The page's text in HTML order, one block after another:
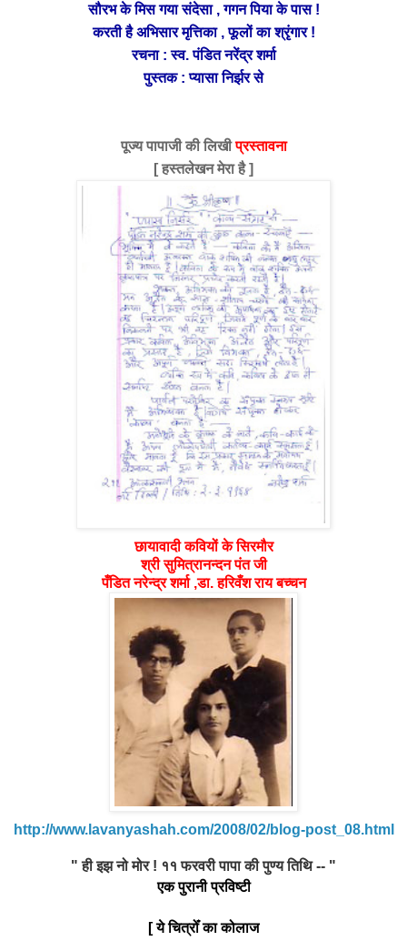
सौरभ के मिस गया संदेसा , गगन पिया के पास !
करती है अभिसार मृत्तिका , फूलों का श्रृंगार !
रचना : स्व. पंडित नरेंद्र शर्मा
पुस्तक : प्यासा निर्झर से
पूज्य पापाजी की लिखीप्रस्तावना
[ हस्तलेखन मेरा है ]
छायावादीकवियों के सिरमौर
श्री सुमित्रानन्दन पंत जी
पँडित नरेन्द्र शर्मा ,डा. हरिवँश राय बच्चन
http://www.lavanyashah.com/2008/02/blog-post_08.html
" ही इझ नो मोर ! ११ फरवरी पापा की पुण्य तिथि -- "
एक पुरानी प्रविष्टी
[ ये चित्रोँ का कोलाज